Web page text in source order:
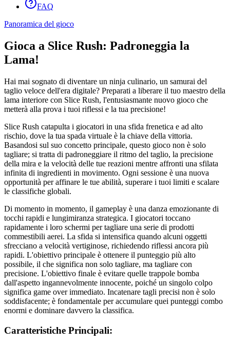
FAQ
Panoramica del gioco
Gioca a Slice Rush: Padroneggia la
Lama!
Hai mai sognato di diventare un ninja culinario, un samurai del
taglio veloce dell'era digitale? Preparati a liberare il tuo maestro della
lama interiore con Slice Rush, l'entusiasmante nuovo gioco che
metterà alla prova i tuoi riflessi e la tua precisione!
Slice Rush catapulta i giocatori in una sfida frenetica e ad alto
rischio, dove la tua spada virtuale è la chiave della vittoria.
Basandosi sul suo concetto principale, questo gioco non è solo
tagliare; si tratta di padroneggiare il ritmo del taglio, la precisione
della mira e la velocità delle tue reazioni mentre affronti una sfilata
infinita di ingredienti in movimento. Ogni sessione è una nuova
opportunità per affinare le tue abilità, superare i tuoi limiti e scalare
le classifiche globali.
Di momento in momento, il gameplay è una danza emozionante di
tocchi rapidi e lungimiranza strategica. I giocatori toccano
rapidamente i loro schermi per tagliare una serie di prodotti
commestibili aerei. La sfida si intensifica quando alcuni oggetti
sfrecciano a velocità vertiginose, richiedendo riflessi ancora più
rapidi. L'obiettivo principale è ottenere il punteggio più alto
possibile, il che significa non solo tagliare, ma tagliare con
precisione. L'obiettivo finale è evitare quelle trappole bomba
dall'aspetto ingannevolmente innocente, poiché un singolo colpo
significa game over immediato. Incatenare tagli precisi non è solo
soddisfacente; è fondamentale per accumulare quei punteggi combo
enormi e dominare davvero la classifica.
Caratteristiche Principali: